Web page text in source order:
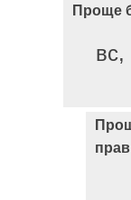
Проще